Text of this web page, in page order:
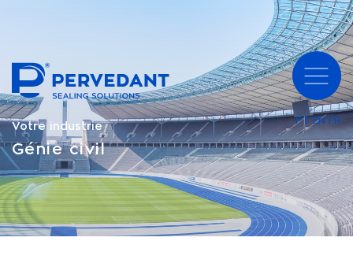
PT EN FR
Votre industrie
Génie civil